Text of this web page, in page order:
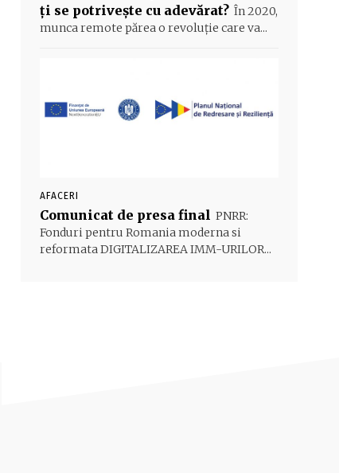
ți se potrivește cu adevărat? În 2020,
munca remote părea o revoluție care va...
AFACERI
Comunicat de presa final PNRR:
Fonduri pentru Romania moderna si
reformata DIGITALIZAREA IMM-URILOR...